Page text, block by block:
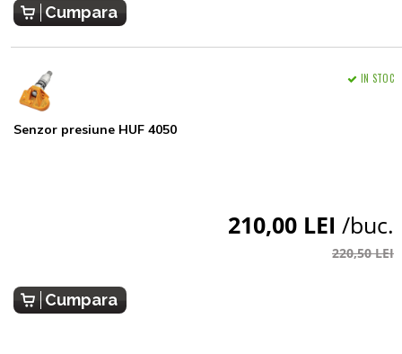
Cumpara
Senzor presiune HUF 4050
IN STOC
210,00 LEI /buc.
220,50 LEI
Cumpara